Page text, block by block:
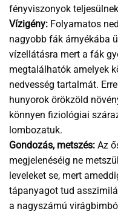
fényviszonyok
Vízigény: Folyamatos
nagyobb fák árnyékába
vízellátásra mert a fák
megtalálhatók amelyek
nedvesség tartalmát.
hunyorok örökzöld
könnyen fiziológiai
lombozatuk.
Gondozás, metszés: Az
megjelenéséig ne
leveleket se, mert
tápanyagot tud
a nagyszámú